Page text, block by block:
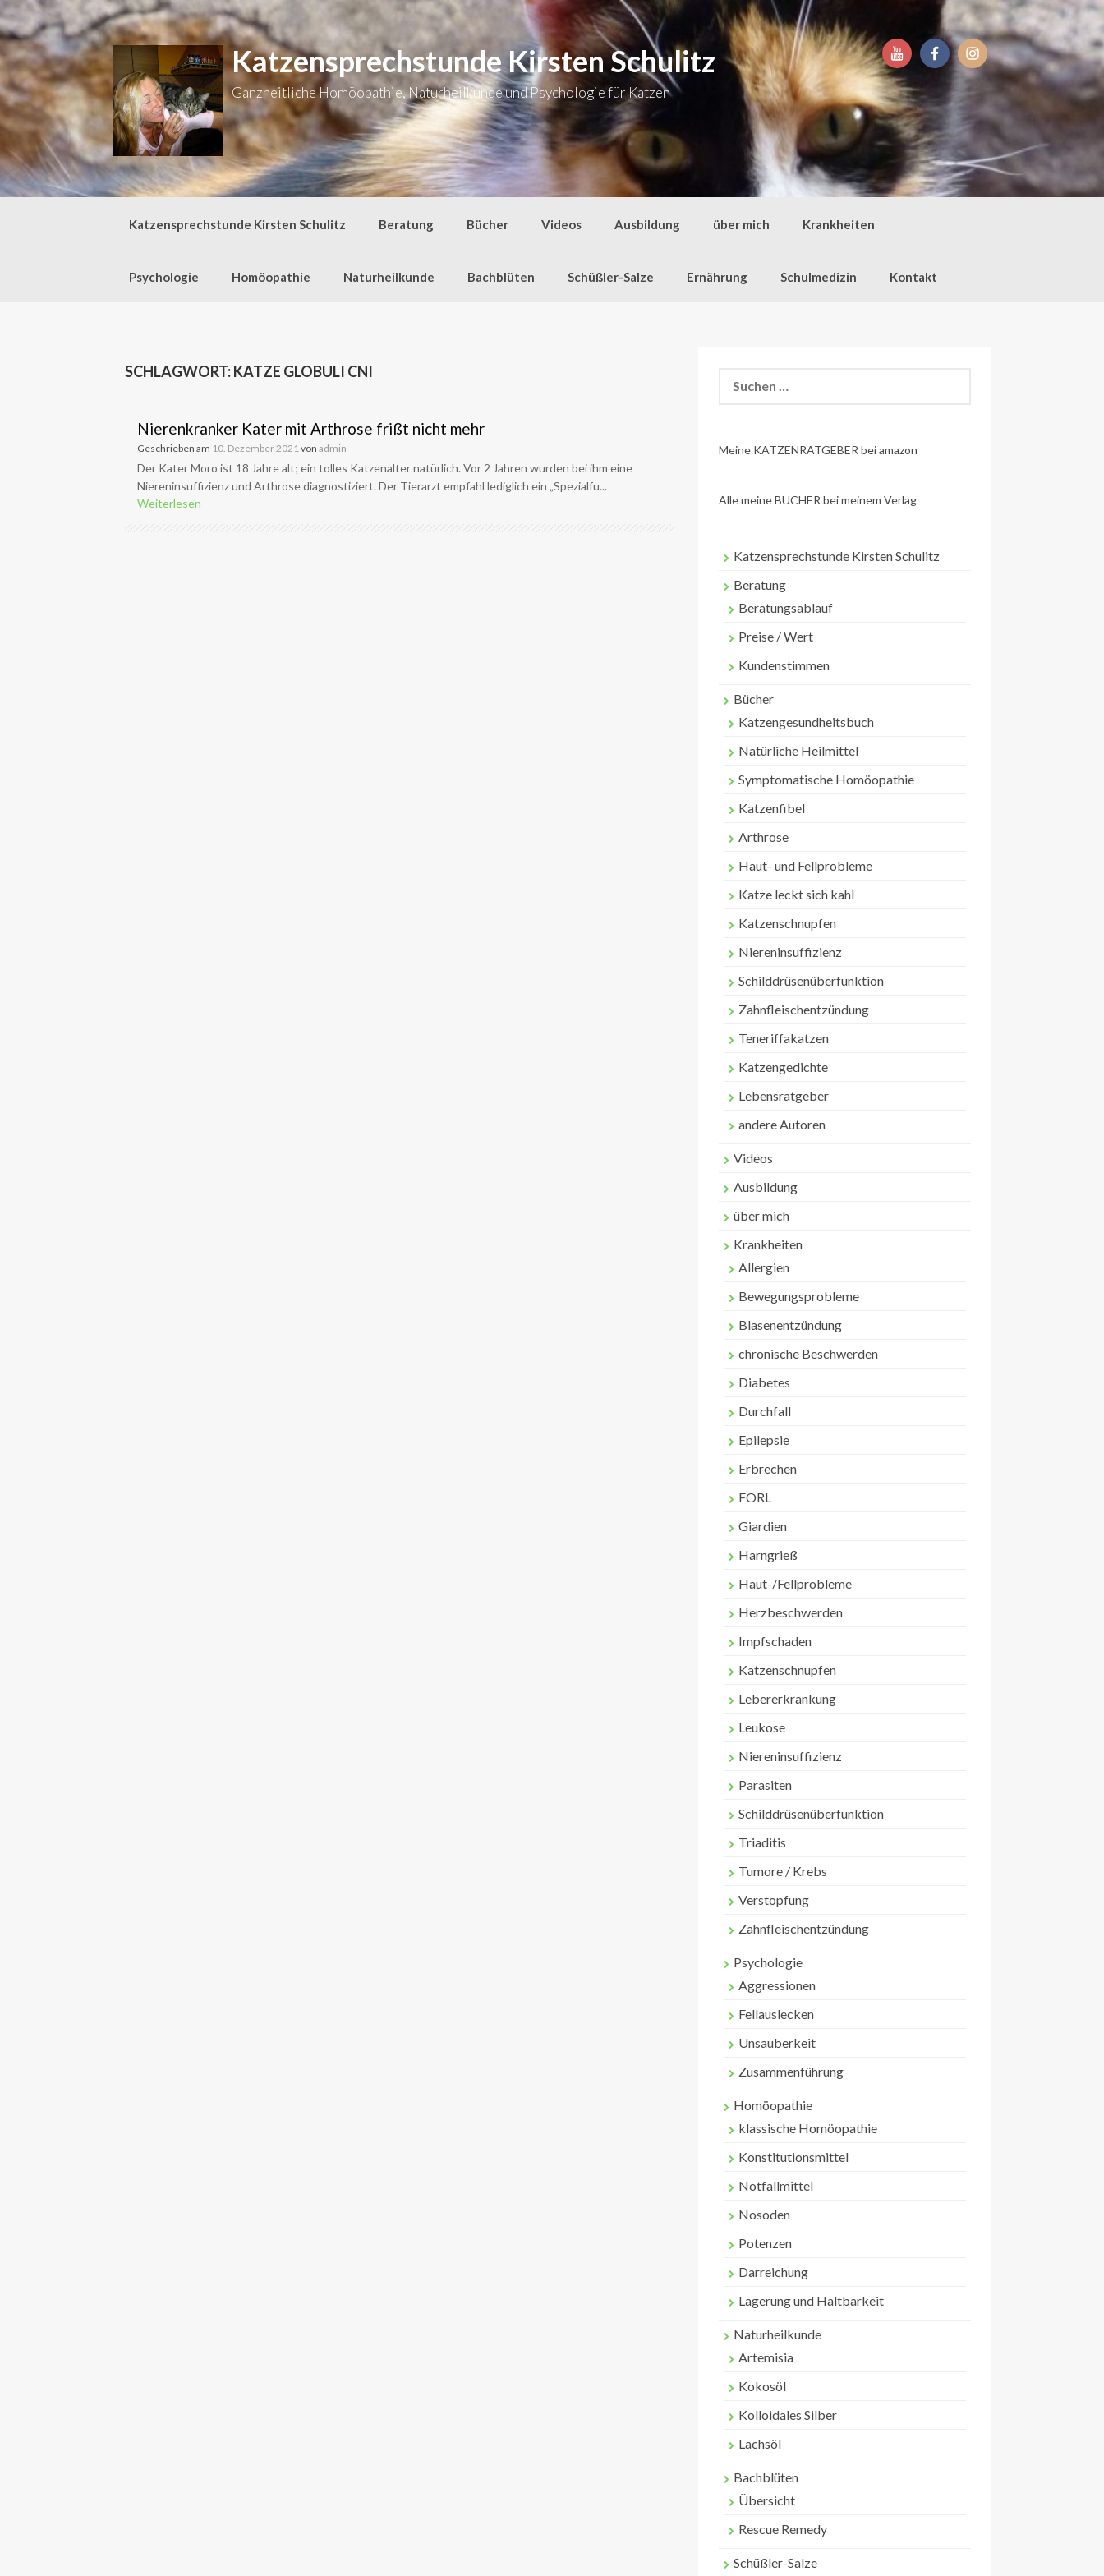
Zum
Inhalt
springen
Katzensprechstunde Kirsten Schulitz
Ganzheitliche Homöopathie, Naturheilkunde und Psychologie für Katzen
Katzensprechstunde Kirsten Schulitz Beratung Bücher Videos Ausbildung über mich Krankheiten
Psychologie Homöopathie Naturheilkunde Bachblüten Schüßler-Salze Ernährung Schulmedizin Kontakt
SCHLAGWORT:KATZE GLOBULI CNI
Nierenkranker Kater mit Arthrose frißt nicht mehr
Geschrieben am 10. Dezember 2021von admin
Der Kater Moro ist 18 Jahre alt; ein tolles Katzenalter natürlich. Vor 2 Jahren wurden bei ihm eine
Niereninsuffizienz und Arthrose diagnostiziert. Der Tierarzt empfahl lediglich ein „Spezialfu...
Weiterlesen
nach:
Meine KATZENRATGEBER bei amazon
Alle meine BÜCHER bei meinem Verlag
Katzensprechstunde Kirsten Schulitz
Beratung
Beratungsablauf
Preise / Wert
Kundenstimmen
Bücher
Katzengesundheitsbuch
Natürliche Heilmittel
Symptomatische Homöopathie
Katzenfibel
Arthrose
Haut- und Fellprobleme
Katze leckt sich kahl
Katzenschnupfen
Niereninsuffizienz
Schilddrüsenüberfunktion
Zahnfleischentzündung
Teneriffakatzen
Katzengedichte
Lebensratgeber
andere Autoren
Videos
Ausbildung
über mich
Krankheiten
Allergien
Bewegungsprobleme
Blasenentzündung
chronische Beschwerden
Diabetes
Durchfall
Epilepsie
Erbrechen
FORL
Giardien
Harngrieß
Haut-/Fellprobleme
Herzbeschwerden
Impfschaden
Katzenschnupfen
Lebererkrankung
Leukose
Niereninsuffizienz
Parasiten
Schilddrüsenüberfunktion
Triaditis
Tumore / Krebs
Verstopfung
Zahnfleischentzündung
Psychologie
Aggressionen
Fellauslecken
Unsauberkeit
Zusammenführung
Homöopathie
klassische Homöopathie
Konstitutionsmittel
Notfallmittel
Nosoden
Potenzen
Darreichung
Lagerung und Haltbarkeit
Naturheilkunde
Artemisia
Kokosöl
Kolloidales Silber
Lachsöl
Bachblüten
Übersicht
Rescue Remedy
Schüßler-Salze